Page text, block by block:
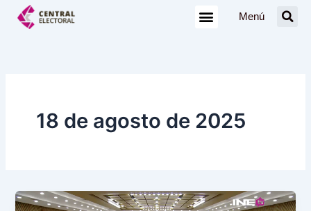
Menú
18 de agosto de 2025